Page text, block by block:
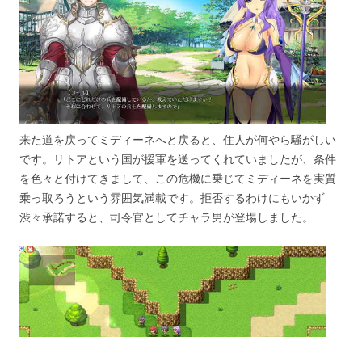
来た道を戻ってミディーネへと戻ると、住人が何やら騒がしい
です。リトアという国が援軍を送ってくれていましたが、条件
を色々と付けてきまして、この危機に乗じてミディーネを実質
乗っ取ろうという雰囲気満載です。拒否するわけにもいかず
渋々承諾すると、司令官としてチャラ男が登場しました。